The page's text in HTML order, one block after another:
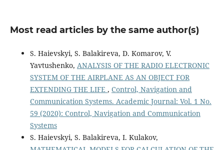
Most read articles by the same author(s)
S. Haievskyi, S. Balakireva, D. Komarov, V.
Yavtushenko, ANALYSIS OF THE RADIO ELECTRONIC
SYSTEM OF THE AIRPLANE AS AN OBJECT FOR
EXTENDING THE LIFE , Control, Navigation and
Communication Systems. Academic Journal: Vol. 1 No.
59 (2020): Control, Navigation and Communication
Systems
S. Haievskyi, S. Balakireva, I. Kulakov,